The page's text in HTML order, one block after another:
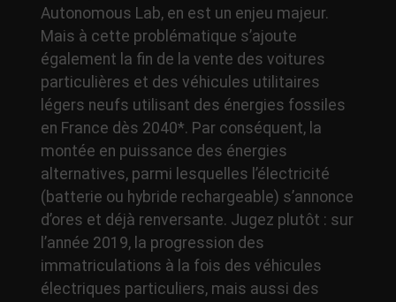
Autonomous Lab, en est un enjeu majeur.
Mais à cette problématique s’ajoute
également la fin de la vente des voitures
particulières et des véhicules utilitaires
légers neufs utilisant des énergies fossiles
en France dès 2040*. Par conséquent, la
montée en puissance des énergies
alternatives, parmi lesquelles l’électricité
(batterie ou hybride rechargeable) s’annonce
d’ores et déjà renversante. Jugez plutôt : sur
l’année 2019, la progression des
immatriculations à la fois des véhicules
électriques particuliers, mais aussi des